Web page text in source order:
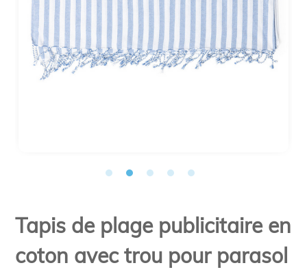
Tapis de plage publicitaire en
coton avec trou pour parasol